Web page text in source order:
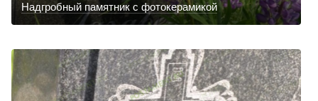
Надгробный памятник с фотокерамикой